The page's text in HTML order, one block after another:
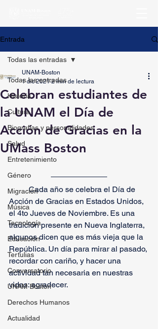
Entrada
Todas las entradas
Historia
Cultura
Biografías y personalidades
Salud
Entretenimiento
Género
Migración
Música
Tecnología
Educación
Tertulias
Conversatorio
UNAM Boston
Derechos Humanos
Actualidad
Todas las entradas
Celebran estudiantes de
la UNAM el Día de
Acción de Gracias en la
UMass Boston
UNAM-Boston
1 dic 2021 2 min de lectura
	Cada año se celebra el Día de
Acción de Gracias en Estados Unidos,
el 4to Jueves de Noviembre. Es una
tradición presente en Nueva Inglaterra,
algunos dicen que es más vieja que la
República. Un día para mirar al pasado,
recordar con cariño, y hacer una
actividad tan necesaria en nuestras
vidas: agradecer.